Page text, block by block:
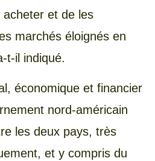
et de les
marchés éloignés en
t-il indiqué.
économique et financier
nord-américain
les deux pays, très
et y compris du